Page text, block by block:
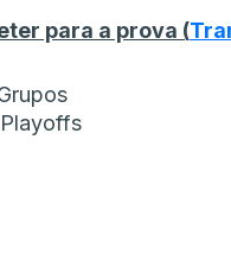
para a prova (